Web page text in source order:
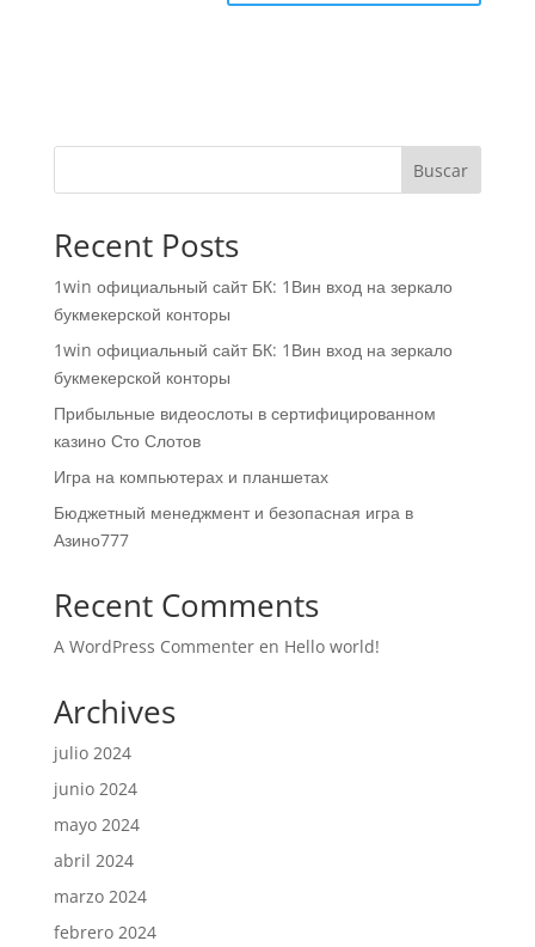
Buscar
Recent Posts
1win официальный сайт БК: 1Вин вход на зеркало
букмекерской конторы
1win официальный сайт БК: 1Вин вход на зеркало
букмекерской конторы
Прибыльные видеослоты в сертифицированном
казино Сто Слотов
Игра на компьютерах и планшетах
Бюджетный менеджмент и безопасная игра в
Азино777
Recent Comments
A WordPress Commenteren Hello world!
Archives
julio 2024
junio 2024
mayo 2024
abril 2024
marzo 2024
febrero 2024